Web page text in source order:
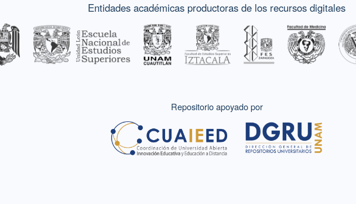
Entidades académicas productoras de los recursos digitales
Repositorio apoyado por